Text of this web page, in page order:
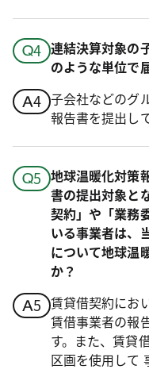
連結決算対象の
のような単位で
子会社などのグ
報告書を提出し
地球温暖化対策
書の提出対象と
契約」や「業務
いる事業者は、
について地球温
か？
賃貸借契約にお
賃借事業者の報
す。また、賃貸
区画を使用して